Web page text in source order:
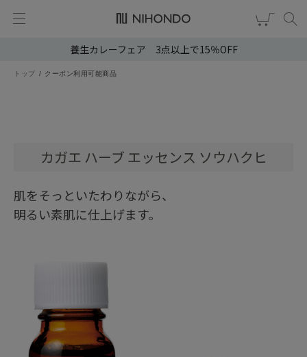
養生カレーフェア 3点以上で15％OFF
トップ クーポン利用可能商品
カガエ ハーブ エッセンス ソウハクヒ
肌をそっといたわりながら、
明るい素肌に仕上げます。
新規会員登録 ログイン
スキンケア
ショッピングガイド